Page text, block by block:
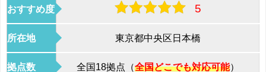
おすすめ度 5
所在地 東京都中央区日本橋
拠点数 全国18拠点（全国どこでも対応可能）